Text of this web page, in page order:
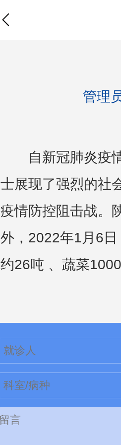
管理
自新冠肺炎疫
士展现了强烈的社
疫情防控阻击战。
外，2022年1月6
约26吨 、蔬菜